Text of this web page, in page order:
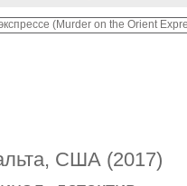
США (2017)